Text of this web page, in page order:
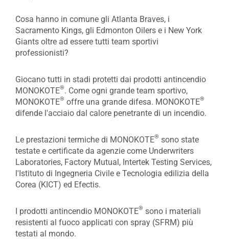
Cosa hanno in comune gli Atlanta Braves, i
Sacramento Kings, gli Edmonton Oilers e i New York
Giants oltre ad essere tutti team sportivi
professionisti?
Giocano tutti in stadi protetti dai prodotti antincendio
MONOKOTE®. Come ogni grande team sportivo,
MONOKOTE® offre una grande difesa. MONOKOTE®
difende l'acciaio dal calore penetrante di un incendio.
Le prestazioni termiche di MONOKOTE® sono state
testate e certificate da agenzie come Underwriters
Laboratories, Factory Mutual, Intertek Testing Services,
l'Istituto di Ingegneria Civile e Tecnologia edilizia della
Corea (KICT) ed Efectis.
I prodotti antincendio MONOKOTE® sono i materiali
resistenti al fuoco applicati con spray (SFRM) più
testati al mondo.